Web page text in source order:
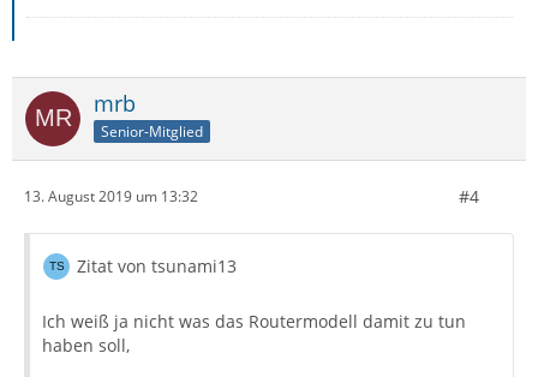
mrb
Senior-Mitglied
13. August 2019 um 13:32 #4
Zitat von tsunami13
Ich weiß ja nicht was das Routermodell damit zu tun
haben soll,